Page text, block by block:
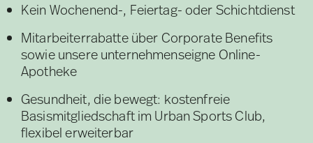
Kein Wochenend-, Feiertag- oder Schichtdienst
Mitarbeiterrabatte über Corporate Benefits
sowie unsere unternehmenseigne Online-
Apotheke
Gesundheit, die bewegt: kostenfreie
Basismitgliedschaft im Urban Sports Club,
flexibel erweiterbar